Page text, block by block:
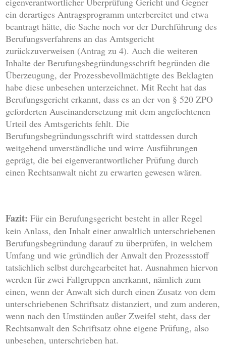
ein derartiges Antragsprogramm unterbereitet und etwa
beantragt hätte, die Sache noch vor der Durchführung des
Berufungsverfahrens an das Amtsgericht
zurückzuverweisen (Antrag zu 4). Auch die weiteren
Inhalte der Berufungsbegründungsschrift begründen die
Überzeugung, der Prozessbevollmächtigte des Beklagten
habe diese unbesehen unterzeichnet. Mit Recht hat das
Berufungsgericht erkannt, dass es an der von § 520 ZPO
geforderten Auseinandersetzung mit dem angefochtenen
Urteil des Amtsgerichts fehlt. Die
Berufungsbegründungsschrift wird stattdessen durch
weitgehend unverständliche und wirre Ausführungen
geprägt, die bei eigenverantwortlicher Prüfung durch
einen Rechtsanwalt nicht zu erwarten gewesen wären.
Fazit:Für ein Berufungsgericht besteht in aller Regel
kein Anlass, den Inhalt einer anwaltlich unterschriebenen
Berufungsbegründung darauf zu überprüfen, in welchem
Umfang und wie gründlich der Anwalt den Prozessstoff
tatsächlich selbst durchgearbeitet hat. Ausnahmen hiervon
werden für zwei Fallgruppen anerkannt, nämlich zum
einen, wenn der Anwalt sich durch einen Zusatz von dem
unterschriebenen Schriftsatz distanziert, und zum anderen,
wenn nach den Umständen außer Zweifel steht, dass der
Rechtsanwalt den Schriftsatz ohne eigene Prüfung, also
unbesehen, unterschrieben hat.